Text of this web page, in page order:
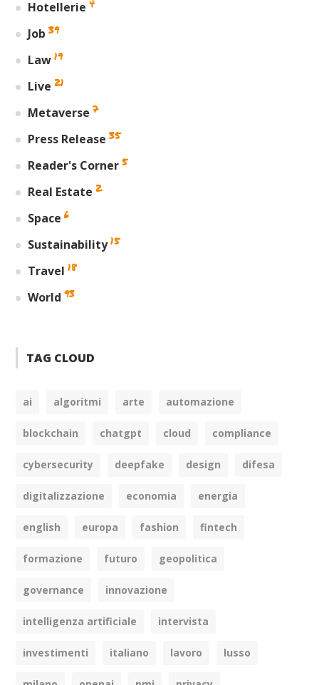
Hotellerie
Job 39
Law 19
Live 21
Metaverse 7
Press Release 35
Reader's Corner 5
Real Estate 2
Space 6
Sustainability 15
Travel 18
World 93
TAG CLOUD
ai algoritmi arte automazione
blockchain chatgpt cloud compliance
cybersecurity deepfake design difesa
digitalizzazione economia energia
english europa fashion fintech
formazione futuro geopolitica
governance innovazione
intelligenza artificiale intervista
investimenti italiano lavoro lusso